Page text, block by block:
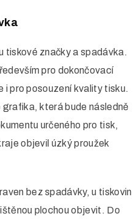
tiskové značky a spadávka.
pro dokončovací
i pro posouzení kvality tisku.
která bude následně
určeného pro tisk,
objevil úzký proužek
bez spadávky, u tiskovin
plochou objevit. Do